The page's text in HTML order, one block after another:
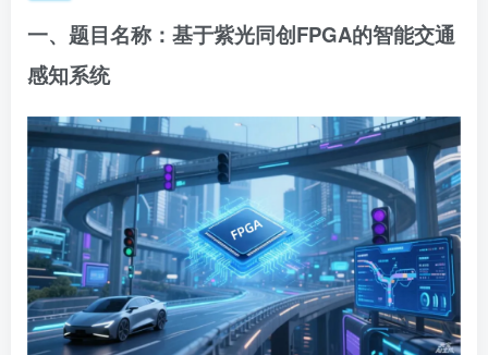
一、题目名称：基于紫光同创FPGA的智能交通
感知系统